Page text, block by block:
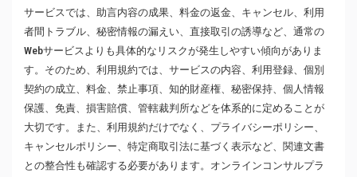
サービスでは、助言内容の成果、料金の返金、キャンセル、利用
者間トラブル、秘密情報の漏えい、直接取引の誘導など、通常の
Webサービスよりも具体的なリスクが発生しやすい傾向がありま
す。そのため、利用規約では、サービスの内容、利用登録、個別
契約の成立、料金、禁止事項、知的財産権、秘密保持、個人情報
保護、免責、損害賠償、管轄裁判所などを体系的に定めることが
大切です。また、利用規約だけでなく、プライバシーポリシー、
キャンセルポリシー、特定商取引法に基づく表示など、関連文書
との整合性も確認する必要があります。オンラインコンサルプラ